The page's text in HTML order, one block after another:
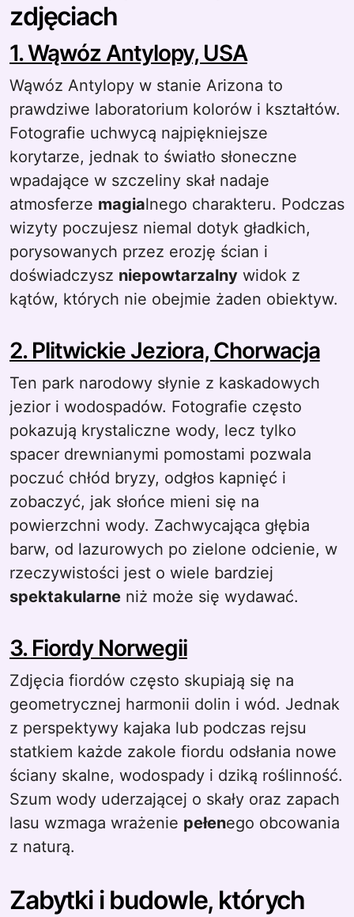
zdjęciach
1. Wąwóz Antylopy, USA
Wąwóz Antylopy w stanie Arizona to
prawdziwe laboratorium kolorów i kształtów.
Fotografie uchwycą najpiękniejsze
korytarze, jednak to światło słoneczne
wpadające w szczeliny skał nadaje
atmosferze magialnego charakteru. Podczas
wizyty poczujesz niemal dotyk gładkich,
porysowanych przez erozję ścian i
doświadczysz niepowtarzalny widok z
kątów, których nie obejmie żaden obiektyw.
2. Plitwickie Jeziora, Chorwacja
Ten park narodowy słynie z kaskadowych
jezior i wodospadów. Fotografie często
pokazują krystaliczne wody, lecz tylko
spacer drewnianymi pomostami pozwala
poczuć chłód bryzy, odgłos kapnięć i
zobaczyć, jak słońce mieni się na
powierzchni wody. Zachwycająca głębia
barw, od lazurowych po zielone odcienie, w
rzeczywistości jest o wiele bardziej
spektakularne niż może się wydawać.
3. Fiordy Norwegii
Zdjęcia fiordów często skupiają się na
geometrycznej harmonii dolin i wód. Jednak
z perspektywy kajaka lub podczas rejsu
statkiem każde zakole fiordu odsłania nowe
ściany skalne, wodospady i dziką roślinność.
Szum wody uderzającej o skały oraz zapach
lasu wzmaga wrażenie pełenego obcowania
z naturą.
Zabytki i budowle, których